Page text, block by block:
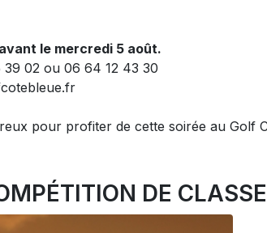
le mercredi 5 août.
02 ou 06 64 12 43 30
pour profiter de cette soirée au Golf
DE